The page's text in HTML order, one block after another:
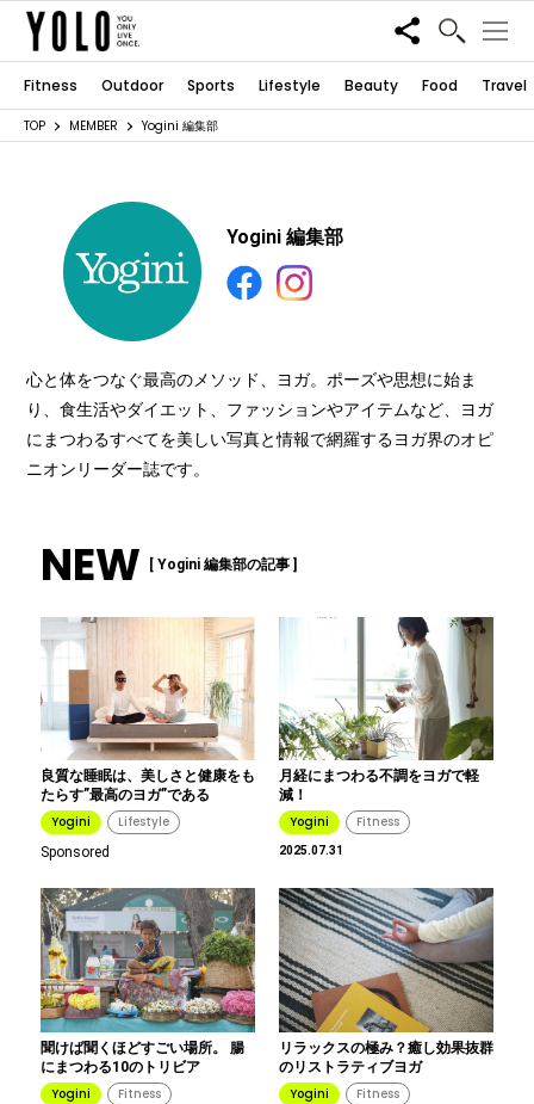
Share
Fitness Outdoor Sports Lifestyle Beauty Food Travel
TOP MEMBER Yogini 編集部
Yogini 編集部
心と体をつなぐ最高のメソッド、ヨガ。ポーズや思想に始ま
り、食生活やダイエット、ファッションやアイテムなど、ヨガ
にまつわるすべてを美しい写真と情報で網羅するヨガ界のオピ
ニオンリーダー誌です。
NEW [ Yogini 編集部の記事 ]
良質な睡眠は、美しさと健康をも
たらす”最高のヨガ”である
Yogini Lifestyle
Sponsored
月経にまつわる不調をヨガで軽
減！
Yogini Fitness
2025.07.31
聞けば聞くほどすごい場所。 腸
にまつわる10のトリビア
Yogini Fitness
リラックスの極み？癒し効果抜群
のリストラティブヨガ
Yogini Fitness